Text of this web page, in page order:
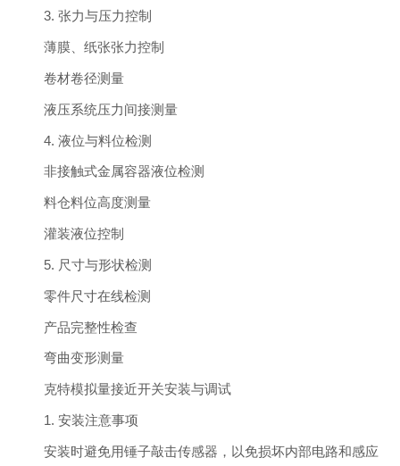
3. 张力与压力控制
薄膜、纸张张力控制
卷材卷径测量
液压系统压力间接测量
4. 液位与料位检测
非接触式金属容器液位检测
料仓料位高度测量
灌装液位控制
5. 尺寸与形状检测
零件尺寸在线检测
产品完整性检查
弯曲变形测量
克特模拟量接近开关安装与调试
1. 安装注意事项
安装时避免用锤子敲击传感器，以免损坏内部电路和感应